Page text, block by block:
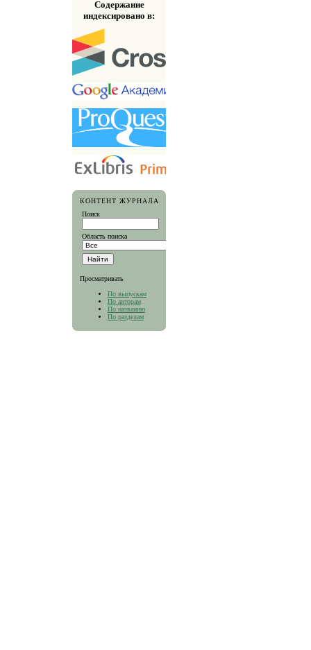
Содержание
индексировано в:
КОНТЕНТ ЖУРНАЛА
Поиск
Область поиска
Просматривать
По выпускам
По авторам
По названию
По разделам